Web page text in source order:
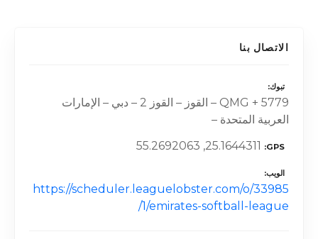
الاتصال بنا
تبوك
5779 + QMG – القوز – القوز 2 – دبي – الإمارات
العربية المتحدة –
GPS
25.1644311, 55.2692063
الويب
https://scheduler.leaguelobster.com/o/33985
1/emirates-softball-league/